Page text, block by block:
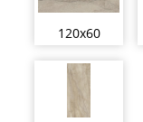
120x60